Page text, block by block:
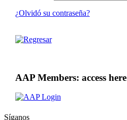
¿Olvidó su contraseña?
AAP Members: access here
Síganos